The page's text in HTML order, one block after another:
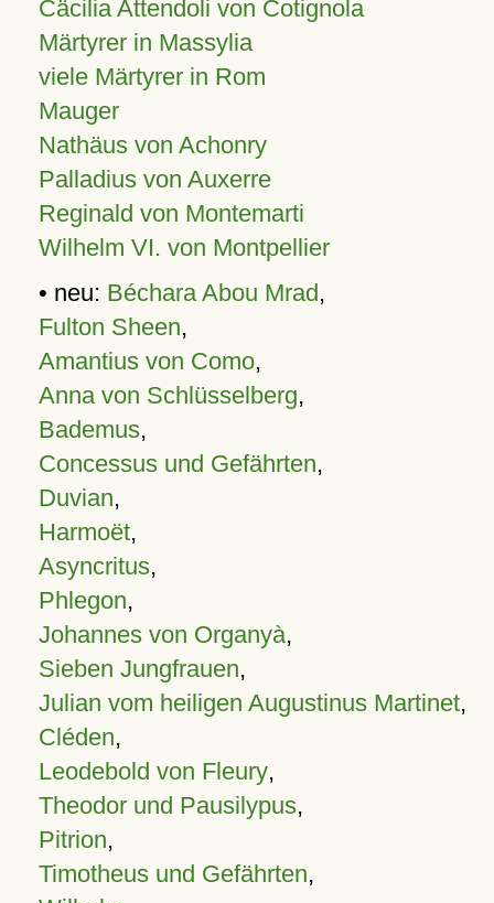
Cäcilia Attendoli von Cotignola
Märtyrer in Massylia
viele Märtyrer in Rom
Mauger
Nathäus von Achonry
Palladius von Auxerre
Reginald von Montemarti
Wilhelm VI. von Montpellier
• neu: Béchara Abou Mrad,
Fulton Sheen,
Amantius von Como,
Anna von Schlüsselberg,
Bademus,
Concessus und Gefährten,
Duvian,
Harmoët,
Asyncritus,
Phlegon,
Johannes von Organyà,
Sieben Jungfrauen,
Julian vom heiligen Augustinus Martinet,
Cléden,
Leodebold von Fleury,
Theodor und Pausilypus,
Pitrion,
Timotheus und Gefährten,